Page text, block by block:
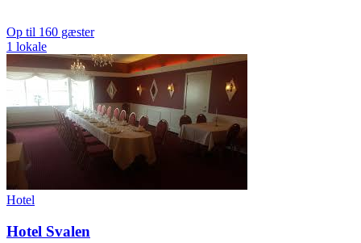
Op til 160 gæster
1 lokale
Hotel
Hotel Svalen